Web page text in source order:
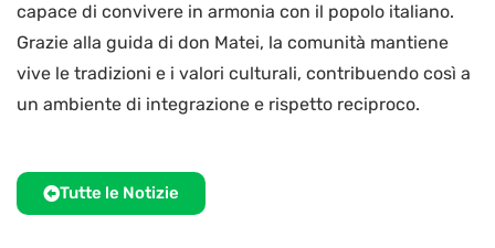
capace di convivere in armonia con il popolo italiano.
Grazie alla guida di don Matei, la comunità mantiene
vive le tradizioni e i valori culturali, contribuendo così a
un ambiente di integrazione e rispetto reciproco.
Tutte le Notizie